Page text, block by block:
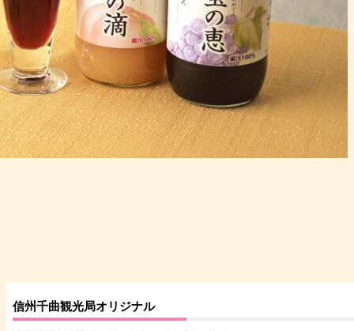
信州千曲観光局オリジナル